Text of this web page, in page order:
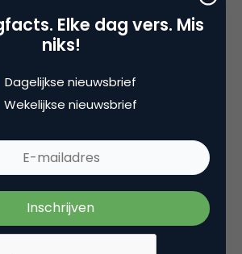
zijn als Crius verantwoordelijk
van een aantal titels die
je verhaal. O.a. Ivo Victoria is
Je opmerking hierin is
Elke dag vers. Mis
niks!
Dagelijkse nieuwsbrief
Wekelijkse nieuwsbrief